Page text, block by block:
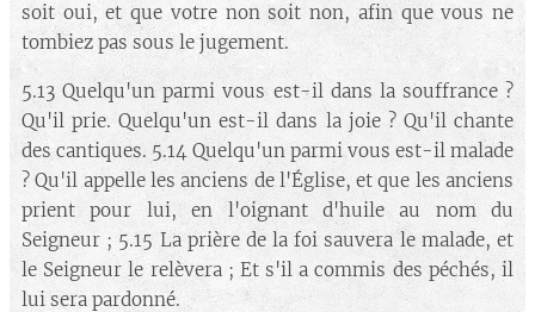
soit oui, et que votre non soit non, afin que vous ne
tombiez pas sous le jugement.
5.13 Quelqu'un parmi vous est-il dans la souffrance ?
Qu'il prie. Quelqu'un est-il dans la joie ? Qu'il chante
des cantiques. 5.14 Quelqu'un parmi vous est-il malade
? Qu'il appelle les anciens de l'Église, et que les anciens
prient pour lui, en l'oignant d'huile au nom du
Seigneur ; 5.15 La prière de la foi sauvera le malade, et
le Seigneur le relèvera ; Et s'il a commis des péchés, il
lui sera pardonné.